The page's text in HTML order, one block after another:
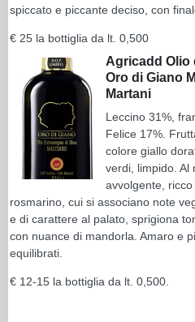
spiccato e piccante deciso, con
€ 25 la bottiglia da lt. 0,500
Agricadd Olio
Oro di Giano
Martani
Leccino 31%,
Felice 17%.
colore giallo
verdi, limpido. Al
avvolgente,
rosmarino, cui si associano note
e di carattere al palato, sprigiona
con nuance di mandorla. Amaro e
equilibrati.
€ 12-15 la bottiglia da lt. 0,500.